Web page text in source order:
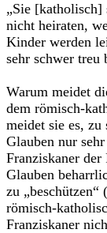
„Sie [katholisch]
nicht heiraten,
Kinder werden
sehr schwer treu
Warum meidet
dem römisch-
meidet sie es, zu
Glauben nur
Franziskaner
Glauben
zu
römisch-
Franziskaner